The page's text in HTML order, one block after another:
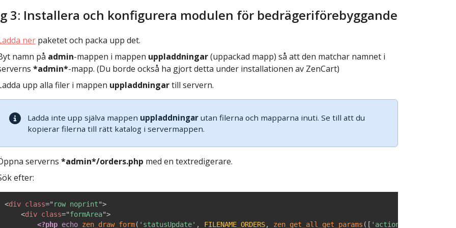
3: Installera och konfigurera modulen för bedrägeriförebyggande
ner paketet och packa upp det.
namn på admin-mappen i mappen uppladdningar(uppackad mapp) så att den matchar namnet i
*admin*-mapp. (Du borde också ha gjort detta under installationen av ZenCart)
upp alla filer i mappen uppladdningartill servern.
Ladda inte upp själva mappen uppladdningarutan filerna och mapparna inuti. Se till att du
kopierar filerna till rätt katalog i servermappen.
serverns *admin*/orders.php med en textredigerare.
efter:
<div class=" row noprint">
<div class="formArea">
<?php echo zen_draw_form( 'statusUpdate' , FILENAME_ORDERS, zen_get_all_get_params ( [ 'action'